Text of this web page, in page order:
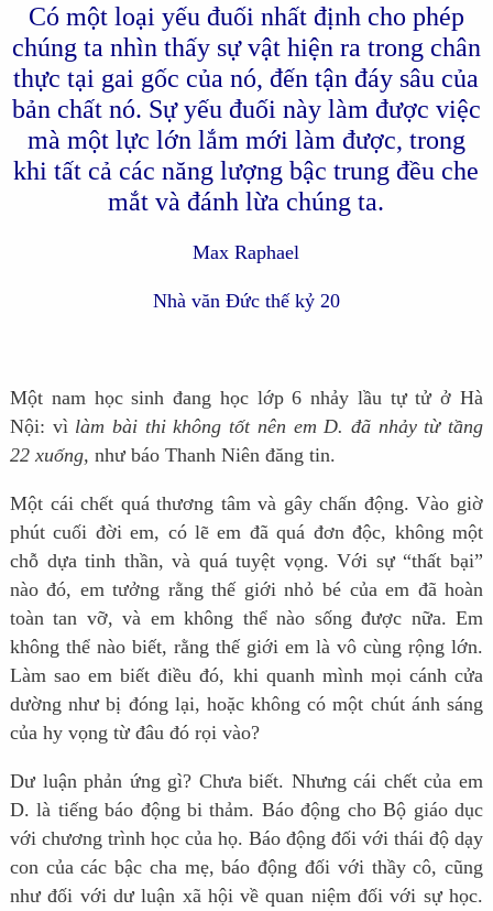
Có một loại yếu đuối nhất định cho phép
chúng ta nhìn thấy sự vật hiện ra trong chân
thực tại gai gốc của nó, đến tận đáy sâu của
bản chất nó. Sự yếu đuối này làm được việc
mà một lực lớn lắm mới làm được, trong
khi tất cả các năng lượng bậc trung đều che
mắt và đánh lừa chúng ta.
Max Raphael
Nhà văn Đức thế kỷ 20
Một nam học sinh đang học lớp 6 nhảy lầu tự tử ở Hà
Nội: vì làm bài thi không tốt nên em D. đã nhảy từ tầng
22 xuống, như báo Thanh Niên đăng tin.
Một cái chết quá thương tâm và gây chấn động. Vào giờ
phút cuối đời em, có lẽ em đã quá đơn độc, không một
chỗ dựa tinh thần, và quá tuyệt vọng. Với sự “thất bại”
nào đó, em tưởng rằng thế giới nhỏ bé của em đã hoàn
toàn tan vỡ, và em không thể nào sống được nữa. Em
không thể nào biết, rằng thế giới em là vô cùng rộng lớn.
Làm sao em biết điều đó, khi quanh mình mọi cánh cửa
dường như bị đóng lại, hoặc không có một chút ánh sáng
của hy vọng từ đâu đó rọi vào?
Dư luận phản ứng gì? Chưa biết. Nhưng cái chết của em
D. là tiếng báo động bi thảm. Báo động cho Bộ giáo dục
với chương trình học của họ. Báo động đối với thái độ dạy
con của các bậc cha mẹ, báo động đối với thầy cô, cũng
như đối với dư luận xã hội về quan niệm đối với sự học.